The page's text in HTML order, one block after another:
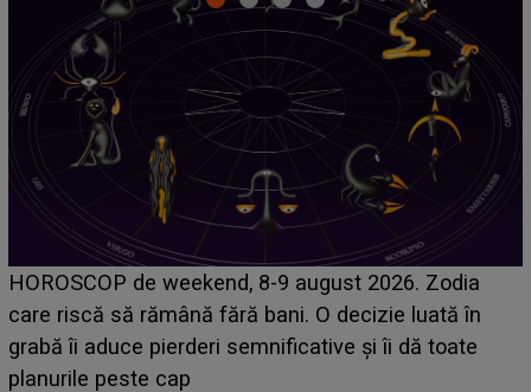
Emanuel a ținut ACEST DETALIU ASCUNS până
acum! În fața Alexandrei, concurentul din Casa Iubirii
face o MĂRTURISIRE NEAȘTEPTATĂ despre mama
sa: "I-am spus și ei în față, eu nu te iubesc pentru